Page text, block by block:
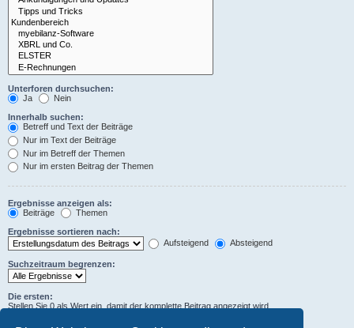
Unterforen durchsuchen:
Ja
Nein
Innerhalb suchen:
Betreff und Text der Beiträge
Nur im Text der Beiträge
Nur im Betreff der Themen
Nur im ersten Beitrag der Themen
Ergebnisse anzeigen als:
Beiträge
Themen
Ergebnisse sortieren nach:
Aufsteigend
Absteigend
Suchzeitraum begrenzen:
Die ersten:
Stellen Sie 0 als Wert ein, damit der komplette Beitrag angezeigt wird.